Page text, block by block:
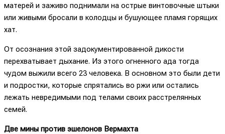
матерей и заживо поднимали на острые винтовочные штыки
или живыми бросали в колодцы и бушующее пламя горящих
хат.
От осознания этой задокументированной дикости
перехватывает дыхание. Из этого огненного ада тогда
чудом выжили всего 23 человека. В основном это были дети
и подростки, которые спрятались во ржи или остались
лежать невредимыми под телами своих расстрелянных
семей.
Две мины против эшелонов Вермахта